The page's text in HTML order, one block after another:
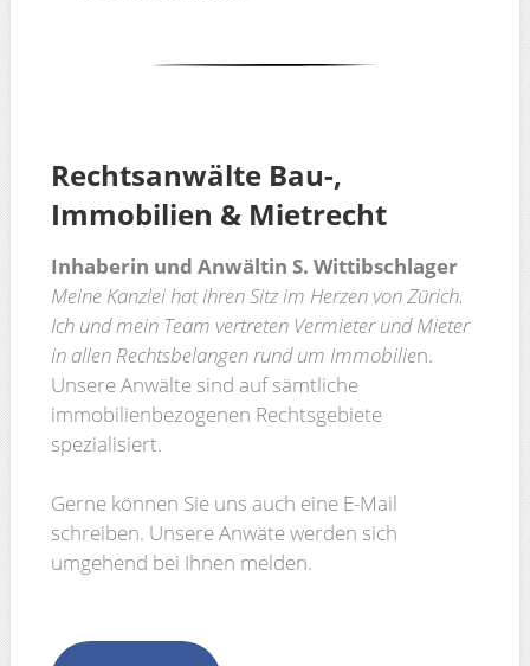
Rechtsanwälte Bau-,
Immobilien & Mietrecht
Inhaberin und Anwältin S. Wittibschlager
Meine Kanzlei hat ihren Sitz im Herzen von Zürich.
Ich und mein Team vertreten Vermieter und Mieter
in allen Rechtsbelangen rund um Immobilien.
Unsere Anwälte sind auf sämtliche
immobilienbezogenen Rechtsgebiete
spezialisiert.
Gerne können Sie uns auch eine E-Mail
schreiben. Unsere Anwäte werden sich
umgehend bei Ihnen melden.